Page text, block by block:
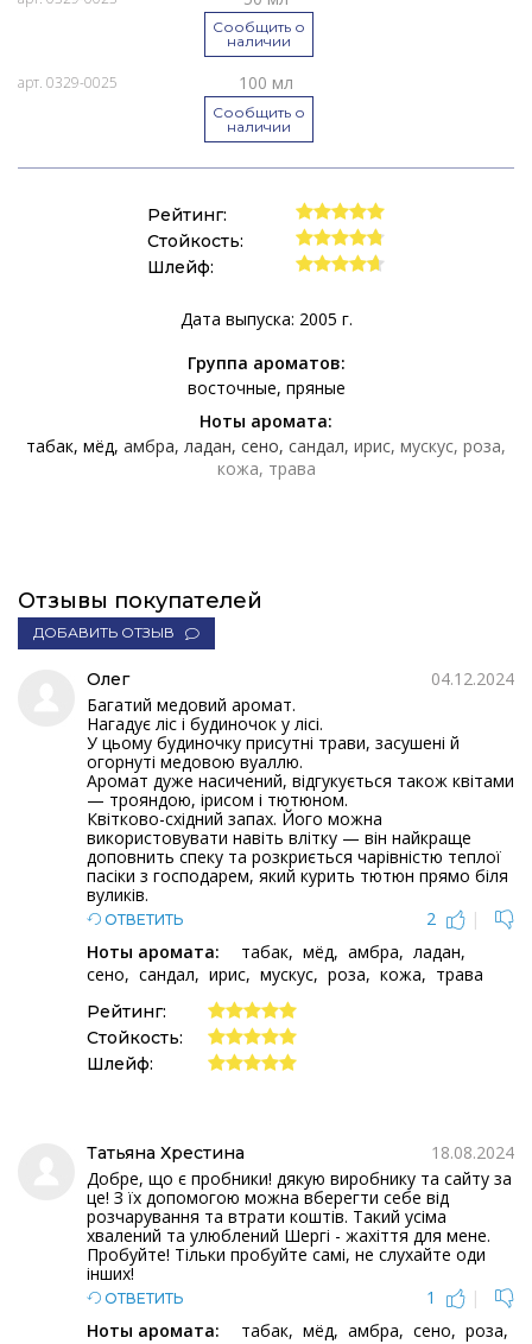
Сообщить о
наличии
арт. 0329-0025 100 мл
Сообщить о
наличии
Рейтинг:
Стойкость:
Шлейф:
Дата выпуска: 2005 г.
Группа ароматов:
восточные пряные
Ноты аромата:
табак мёд амбра ладан сено сандал ирис мускус роза
кожа трава
Отзывы покупателей
ДОБАВИТЬ ОТЗЫВ
Олег
04.12.2024
Багатий медовий аромат.
Нагадує ліс і будиночок у лісі.
У цьому будиночку присутні трави, засушені й
огорнуті медовою вуаллю.
Аромат дуже насичений, відгукується також квітами
— трояндою, ірисом і тютюном.
Квітково-східний запах. Його можна
використовувати навіть влітку — він найкраще
доповнить спеку та розкриється чарівністю теплої
пасіки з господарем, який курить тютюн прямо біля
вуликів.
ОТВЕТИТЬ 2
|
Ноты аромата:
табак мёд амбра
ладан
сено
сандал ирис мускус роза кожа трава
Рейтинг:
Стойкость:
Шлейф:
Татьяна Хрестина
18.08.2024
Добре, що є пробники! дякую виробнику та сайту за
це! З їх допомогою можна вберегти себе від
розчарування та втрати коштів. Такий усіма
хвалений та улюблений Шергі - жахіття для мене.
Пробуйте! Тільки пробуйте самі, не слухайте оди
інших!
ОТВЕТИТЬ 1
|
Ноты аромата:
табак мёд амбра сено
роза